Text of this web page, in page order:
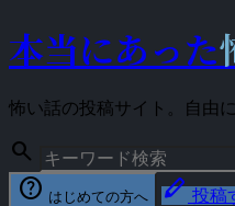
本当にあった
怖い話の投稿サイト。自由
search
help はじめての方へ stylus 投稿